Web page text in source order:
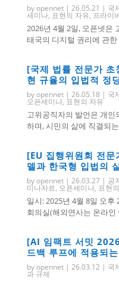
byopennet| 26.05.21 | 국
세미나, 표현의 자유, 프라이
2026년 4월 2일, 오픈넷은
태국의 디지털 권리에 관한
[국제 법률 전문가
현 규율의 입법적 정
byopennet| 26.05.18 | 국
오픈세미나, 표현의 자유
고위공직자의 발언은 개인
하며, 시민의 삶에 직결되
[EU 집행위원회 전
델과 한국형 입법의
byopennet| 26.03.27| 공
미나자료, 오픈세미나, 표현
일시: 2025년 4월 8일 오후
회의실(해외연사는 온라인
[AI 임팩트 서밋
드백 루프에 적용되
byopennet| 26.03.12 | 국
과 규제